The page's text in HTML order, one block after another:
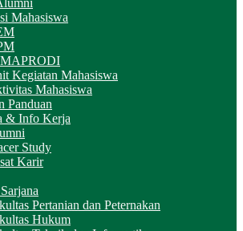
Mahasiswa
Kegiatan Mahasiswa
Mahasiswa
Panduan
& Info Kerja
Study
Karir
Pertanian dan Peternakan
Hukum